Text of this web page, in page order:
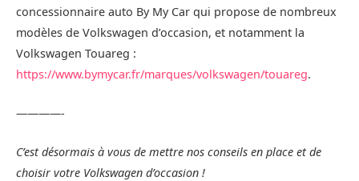
concessionnaire auto By My Car qui propose de nombreux
modèles de Volkswagen d’occasion, et notamment la
Volkswagen Touareg :
https://www.bymycar.fr/marques/volkswagen/touareg.
————-
C’est désormais à vous de mettre nos conseils en place et de
choisir votre Volkswagen d’occasion !